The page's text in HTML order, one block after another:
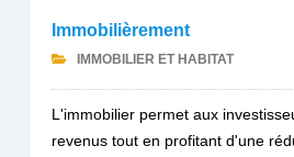
Immobilièrement
IMMOBILIER ET HABITAT
L'immobilier permet aux
revenus tout en profitant d'une